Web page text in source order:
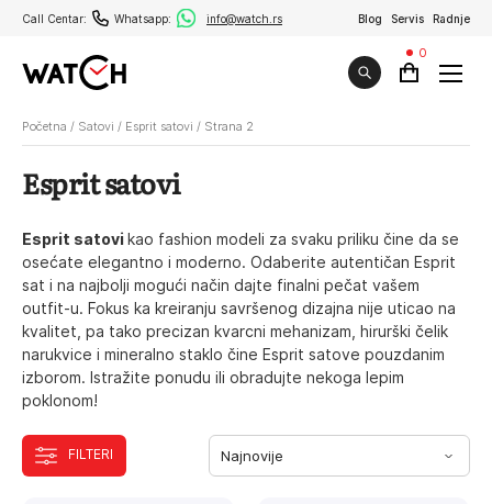
Call Centar: Whatsapp: info@watch.rs Blog Servis Radnje
0
Početna / Satovi / Esprit satovi / Strana 2
Esprit satovi
Esprit satovi kao fashion modeli za svaku priliku čine da se
osećate elegantno i moderno. Odaberite autentičan Esprit
sat i na najbolji mogući način dajte finalni pečat vašem
outfit-u. Fokus ka kreiranju savršenog dizajna nije uticao na
kvalitet, pa tako precizan kvarcni mehanizam, hirurški čelik
narukvice i mineralno staklo čine Esprit satove pouzdanim
izborom. Istražite ponudu ili obradujte nekoga lepim
poklonom!
FILTERI